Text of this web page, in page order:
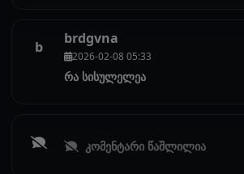
b brdgvna
2026-02-08 05:33
რა სისულელეა
კომენტარი წაშლილია